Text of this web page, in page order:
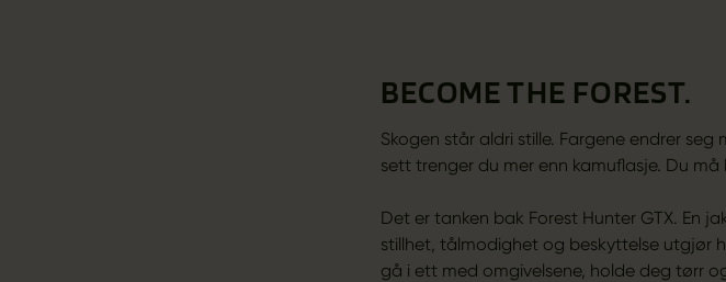
BECOME THE FOREST.
Skogen står aldri stille. Fargene endrer
sett trenger du mer enn kamuflasje. Du
Det er tanken bak Forest Hunter GTX. En
stillhet, tålmodighet og beskyttelse utgjør
gå i ett med omgivelsene, holde deg tørr